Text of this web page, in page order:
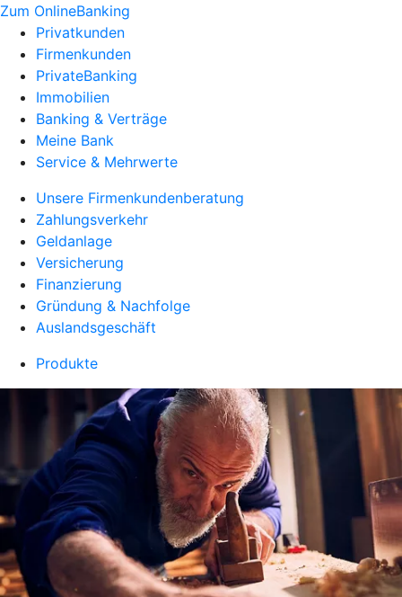
Zum OnlineBanking
Privatkunden
Firmenkunden
PrivateBanking
Immobilien
Banking & Verträge
Meine Bank
Service & Mehrwerte
Unsere Firmenkundenberatung
Zahlungsverkehr
Geldanlage
Versicherung
Finanzierung
Gründung & Nachfolge
Auslandsgeschäft
Produkte